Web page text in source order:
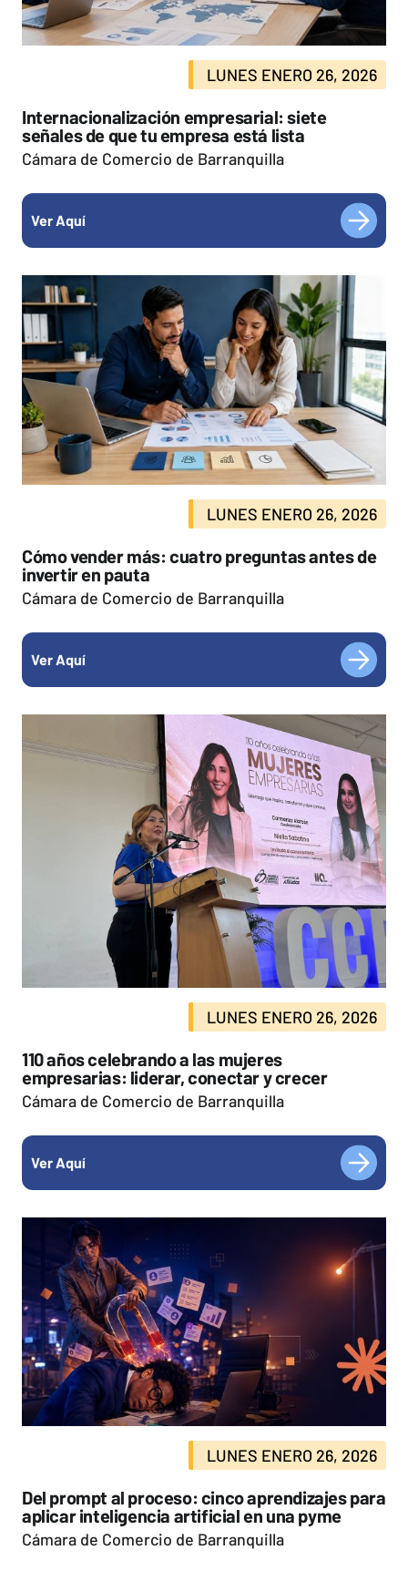
LUNES ENERO 26, 2026
Internacionalización empresarial: siete
señales de que tu empresa está lista
Cámara de Comercio de Barranquilla
Ver Aquí
LUNES ENERO 26, 2026
Cómo vender más: cuatro preguntas antes de
invertir en pauta
Cámara de Comercio de Barranquilla
Ver Aquí
LUNES ENERO 26, 2026
110 años celebrando a las mujeres
empresarias: liderar, conectar y crecer
Cámara de Comercio de Barranquilla
Ver Aquí
LUNES ENERO 26, 2026
Del prompt al proceso: cinco aprendizajes para
aplicar inteligencia artificial en una pyme
Cámara de Comercio de Barranquilla